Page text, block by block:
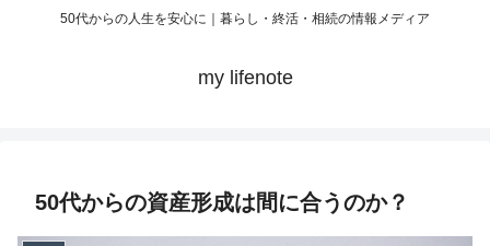
50代からの人生を安心に｜暮らし・終活・相続の情報メディア
my lifenote
50代からの資産形成は間に合うのか？